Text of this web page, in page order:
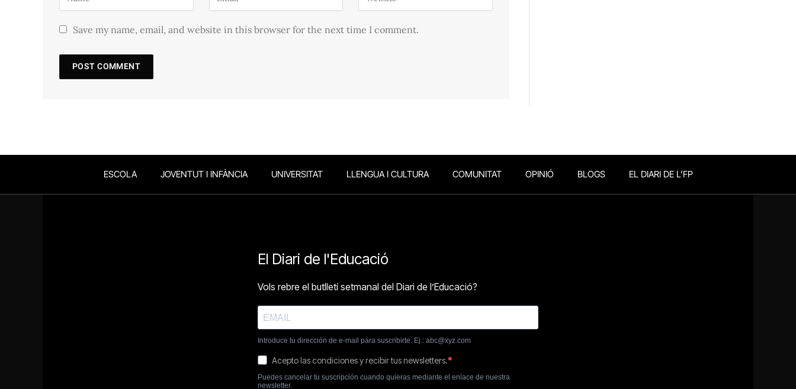
Save my name, email, and website in this browser for the next time I comment.
ESCOLA JOVENTUT I INFÀNCIA UNIVERSITAT LLENGUA I CULTURA COMUNITAT OPINIÓ BLOGS EL DIARI DE L’FP